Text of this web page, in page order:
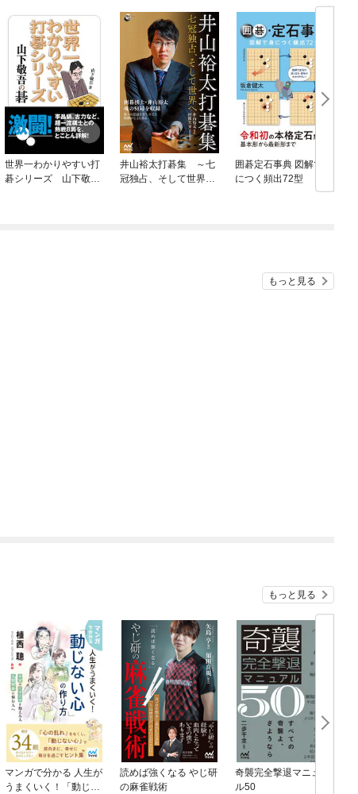
世界一わかりやすい打
碁シリーズ 山下敬吾
井山裕太打碁集 ～七
冠独占、そして世界へ
囲碁定石事典 図解で身
につく頻出72型
もっと見る
もっと見る
マンガで分かる 人生が
うまくいく！「動じな
読めば強くなる やじ研
の麻雀戦術
奇襲完全撃退マニュア
ル50